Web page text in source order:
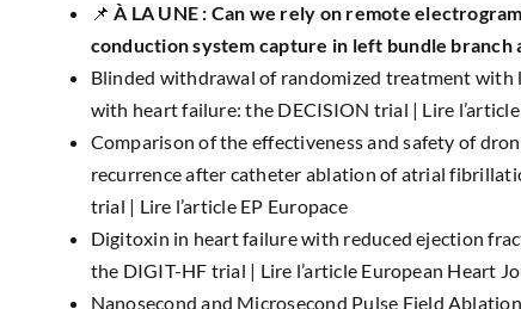
📌À LA UNE : Can we rely on remote
conduction system capture in left bundle branch
Blinded withdrawal of randomized treatment
with heart failure: the DECISION trial | Lire
Comparison of the effectiveness and safety of
recurrence after catheter ablation of atrial
trial | Lire l’article EP Europace
Digitoxin in heart failure with reduced ejection
the DIGIT-HF trial | Lire l’article European Heart
Nanosecond and Microsecond Pulse Field